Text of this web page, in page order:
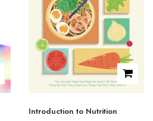
Introduction to Nutrition